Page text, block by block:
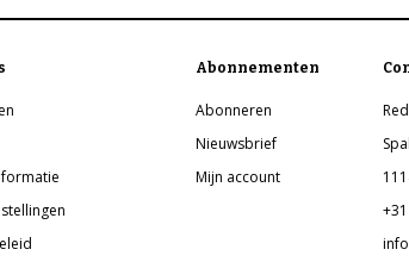
Abonnementen
Abonneren
Nieuwsbrief
Mijn account